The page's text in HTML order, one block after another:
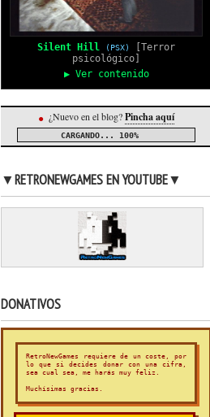
Silent Hill (PSX)
[Terror
psicológico]
▶ Ver contenido
● ¿Nuevo en el blog?Pincha aquí
CARGANDO... 100%
▼RETRONEWGAMES EN YOUTUBE▼
DONATIVOS
RetroNewGames requiere de un coste, por
lo que si decides donar con una cifra,
sea cual sea, me harás muy feliz.
Muchísimas gracias.